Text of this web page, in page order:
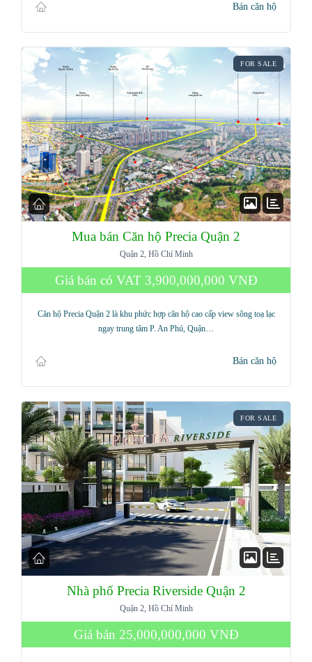
Bán căn hộ
FOR SALE
Mua bán Căn hộ Precia Quận 2
Quận 2, Hồ Chí Minh
Giá bán có VAT 3,900,000,000 VNĐ
Căn hộ Precia Quận 2 là khu phức hợp căn hộ cao cấp view sông toạ lạc
ngay trung tâm P. An Phú, Quận…
Bán căn hộ
FOR SALE
Nhà phố Precia Riverside Quận 2
Quận 2, Hồ Chí Minh
Giá bán 25,000,000,000 VNĐ